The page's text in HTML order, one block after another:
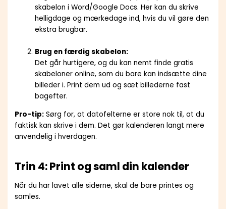
skabelon i Word/Google Docs. Her kan du skrive
helligdage og mærkedage ind, hvis du vil gøre den
ekstra brugbar.
Brug en færdig skabelon:
Det går hurtigere, og du kan nemt finde gratis
skabeloner online, som du bare kan indsætte dine
billeder i. Print dem ud og sæt billederne fast
bagefter.
Pro-tip: Sørg for, at datofelterne er store nok til, at du
faktisk kan skrive i dem. Det gør kalenderen langt mere
anvendelig i hverdagen.
Trin 4: Print og saml din kalender
Når du har lavet alle siderne, skal de bare printes og
samles.